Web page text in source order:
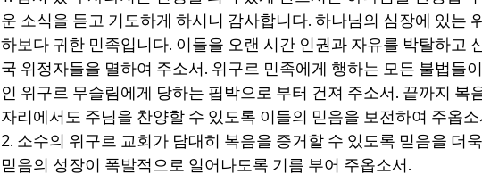
운 소식을 듣고 기도하게 하시니 감사합니다. 하나님의 심장에 있는
하보다 귀한 민족입니다. 이들을 오랜 시간 인권과 자유를 박탈하고
국 위정자들을 멸하여 주소서. 위구르 민족에게 행하는 모든 불법들
인 위구르 무슬림에게 당하는 핍박으로 부터 건져 주소서. 끝까지 복
자리에서도 주님을 찬양할 수 있도록 이들의 믿음을 보전하여 주옵소
2. 소수의 위구르 교회가 담대히 복음을 증거할 수 있도록 믿음을 더
믿음의 성장이 폭발적으로 일어나도록 기름 부어 주옵소서.